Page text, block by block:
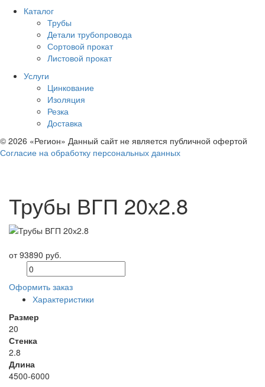
Каталог
Трубы
Детали трубопровода
Сортовой прокат
Листовой прокат
Услуги
Цинкование
Изоляция
Резка
Доставка
© 2026 «Регион» Данный сайт не является публичной офертой
Согласие на обработку персональных данных
Трубы ВГП 20х2.8
от 93890 руб.
Оформить заказ
Характеристики
Размер
20
Стенка
2.8
Длина
4500-6000